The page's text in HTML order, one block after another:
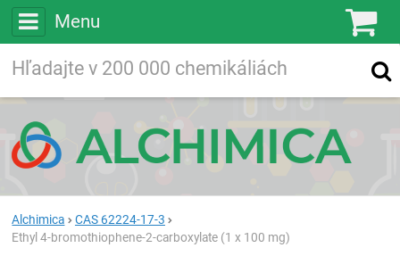
Menu
Vyhľadávanie
Alchimica
CAS 62224-17-3
Ethyl 4-bromothiophene-2-carboxylate (1 x 100 mg)